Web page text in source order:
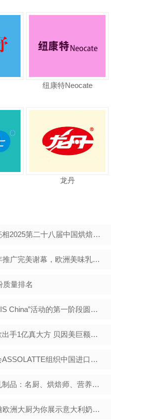
纽康特Neocate
龙丹
欧洲乳制品亮相2025第二十八届中国烘焙展览会，将地道欧洲风味带到中国
Assolatte三年推广完美谢幕，欧洲美味乳制品持续为中国注入健康和欢欣
质量排名
欧盟项目“EDIS China”活动的第一阶段圆满成功
飞鹤疫情捐款出手1亿真大方 贝因美巨额亏损仍捐价值百万奶粉
阿索莱特协会ASSOLATTE组织中国进口商和媒体前往欧洲学习之旅
欧洲牛奶及乳制品：名厨、烘焙师、营养专家与儿科医生的一致推崇
Assolatte特邀欧洲大厨为你展示意大利奶制品的美味佳肴